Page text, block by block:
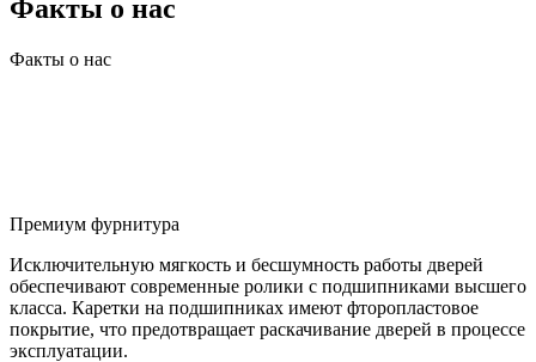
Факты о нас
Факты о нас
Премиум фурнитура
Исключительную мягкость и бесшумность работы дверей
обеспечивают современные ролики с подшипниками высшего
класса. Каретки на подшипниках имеют фторопластовое
покрытие, что предотвращает раскачивание дверей в процессе
эксплуатации.